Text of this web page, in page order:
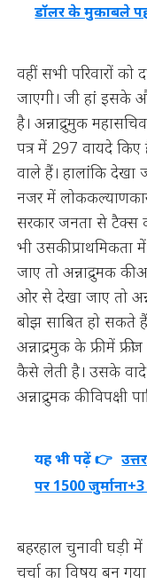
डॉलर के मुकाबले
वहीं सभी परिवारों
जाएगी। जी हां इसके
है। अन्नाद्रुमुक
पत्र में 297 वायदे
वाले हैं। हालांकि देखा
नजर में
सरकार जनता से टैक्स
भी उसकी प्राथमिकता
जाए तो अन्नाद्रुमक
ओर से देखा जाए तो
बोझ साबित हो सकते
अन्नाद्रमुक के फ्री में
कैसे लेती है। उसके वादे
अन्नाद्रुमक की विपक्षी
यह भी पढ़ें 👉
पर 1500
बहरहाल चुनावी घड़ी में
चर्चा का विषय बन